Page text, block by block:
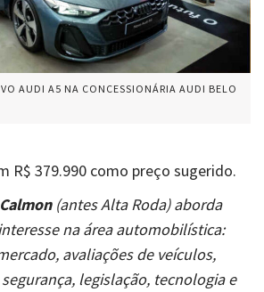
AUDI A5 NA CONCESSIONÁRIA AUDI BELO
R$ 379.990 como preço sugerido.
(antes Alta Roda) aborda
na área automobilística:
avaliações de veículos,
legislação, tecnologia e